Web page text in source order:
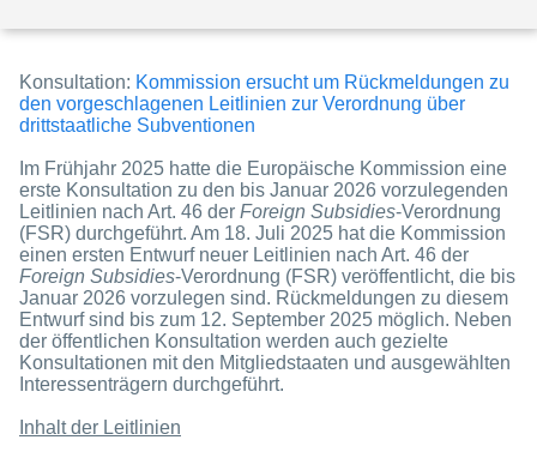
Konsultation: Kommission ersucht um Rückmeldungen zu
den vorgeschlagenen Leitlinien zur Verordnung über
drittstaatliche Subventionen
Im Frühjahr 2025 hatte die Europäische Kommission eine
erste Konsultation zu den bis Januar 2026 vorzulegenden
Leitlinien nach Art. 46 der Foreign Subsidies-Verordnung
(FSR) durchgeführt. Am 18. Juli 2025 hat die Kommission
einen ersten Entwurf neuer Leitlinien nach Art. 46 der
Foreign Subsidies-Verordnung (FSR) veröffentlicht, die bis
Januar 2026 vorzulegen sind. Rückmeldungen zu diesem
Entwurf sind bis zum 12. September 2025 möglich. Neben
der öffentlichen Konsultation werden auch gezielte
Konsultationen mit den Mitgliedstaaten und ausgewählten
Interessenträgern durchgeführt.
Inhalt der Leitlinien